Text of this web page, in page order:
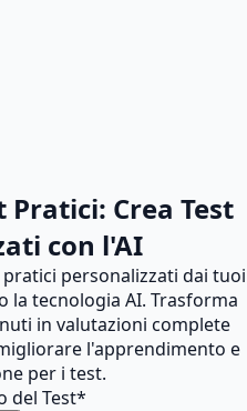
Pratici: Crea Test
con l'AI
personalizzati dai tuoi
la tecnologia AI. Trasforma
in valutazioni complete
l'apprendimento e
per i test.
del Test*